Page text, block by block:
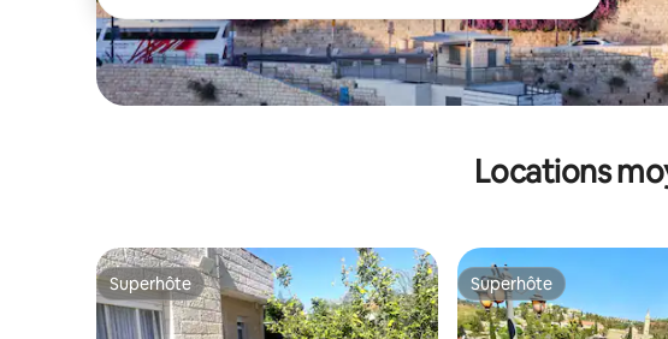
Locations
Superhôte
Superhôte Superhôte
Superhôte